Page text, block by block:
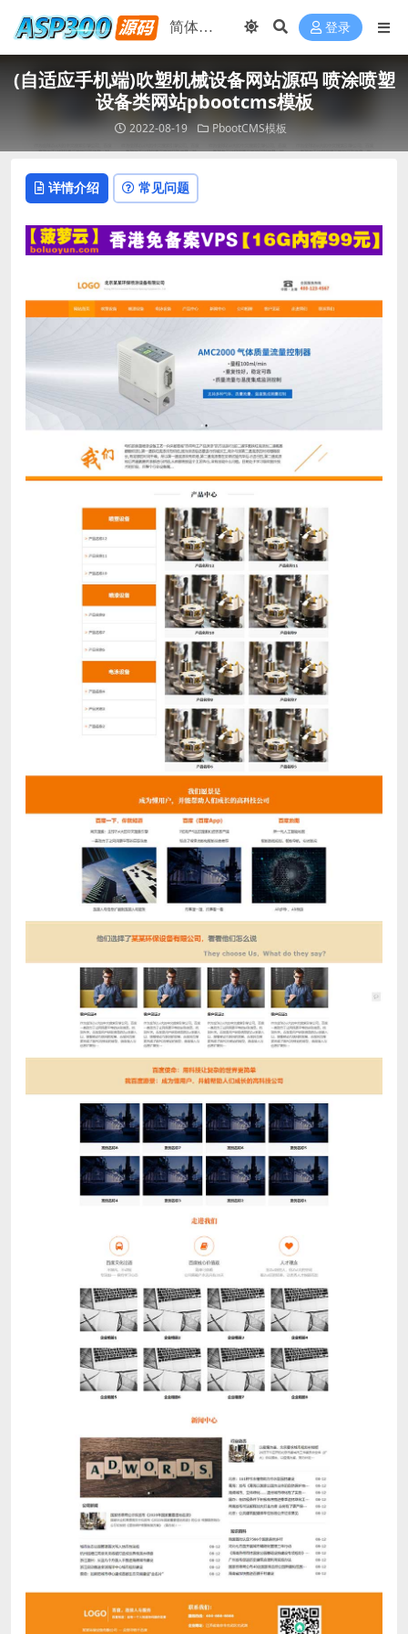
登录
(自适应手机端)吹塑机械设备网站源码 喷涂喷塑
设备类网站pbootcms模板
2022-08-19 PbootCMS模板
详情介绍 常见问题